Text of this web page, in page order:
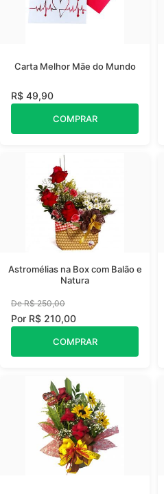
Carta Melhor Mãe do Mundo
R$ 49,90
COMPRAR
Astromélias na Box com Balão e
Natura
De R$ 250,00
Por R$ 210,00
COMPRAR